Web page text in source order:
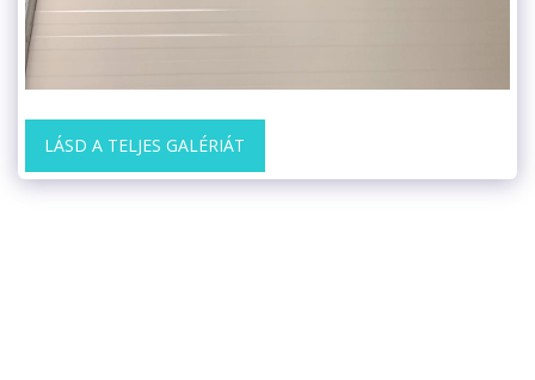
LÁSD A TELJES GALÉRIÁT